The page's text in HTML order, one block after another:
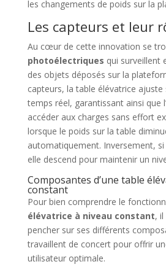
les changements de poids sur la
Les capteurs et leur
Au cœur de cette innovation se
photoélectriques qui surveillent
des objets déposés sur la
capteurs, la table élévatrice ajuste
temps réel, garantissant ainsi que
accéder aux charges sans effort
lorsque le poids sur la table
automatiquement. Inversement,
elle descend pour maintenir un
Composantes d’une table
constant
Pour bien comprendre le
élévatrice à niveau constant,
pencher sur ses différents
travaillent de concert pour offrir
utilisateur optimale.